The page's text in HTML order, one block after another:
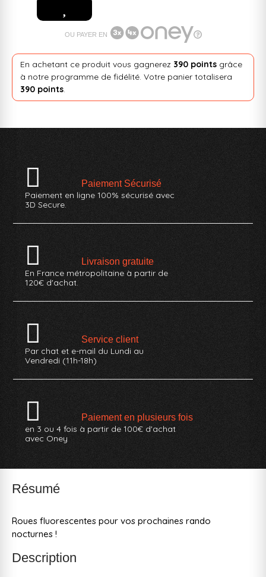
OU PAYER EN
En achetant ce produit vous gagnerez 390 pointsgrâce
à notre programme de fidélité. Votre panier totalisera
390 points.
Paiement Sécurisé
Paiement en ligne 100% sécurisé avec
3D Secure.
Livraison gratuite
En France métropolitaine à partir de
120€ d'achat.
Service client
Par chat et e-mail du Lundi au
Vendredi (11h-18h)
Paiement en plusieurs fois
en 3 ou 4 fois à partir de 100€ d'achat
avec Oney
Résumé
Roues fluorescentes pour vos prochaines rando
nocturnes !
Description